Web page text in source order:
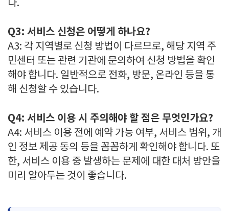
다.
Q3: 서비스 신청은 어떻게 하나요?
A3: 각 지역별로 신청 방법이 다르므로, 해당 지역 주
민센터 또는 관련 기관에 문의하여 신청 방법을 확인
해야 합니다. 일반적으로 전화, 방문, 온라인 등을 통
해 신청할 수 있습니다.
Q4: 서비스 이용 시 주의해야 할 점은 무엇인가요?
A4: 서비스 이용 전에 예약 가능 여부, 서비스 범위, 개
인 정보 제공 동의 등을 꼼꼼하게 확인해야 합니다. 또
한, 서비스 이용 중 발생하는 문제에 대한 대처 방안을
미리 알아두는 것이 좋습니다.